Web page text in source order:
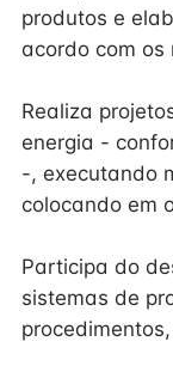
produtos e
acordo com os
Realiza
energia -
-, executando
colocando em
Participa do
sistemas de